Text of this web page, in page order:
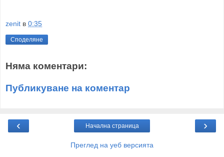
zenit в 0:35
Споделяне
Няма коментари:
Публикуване на коментар
‹ ›
Начална страница
Преглед на уеб версията